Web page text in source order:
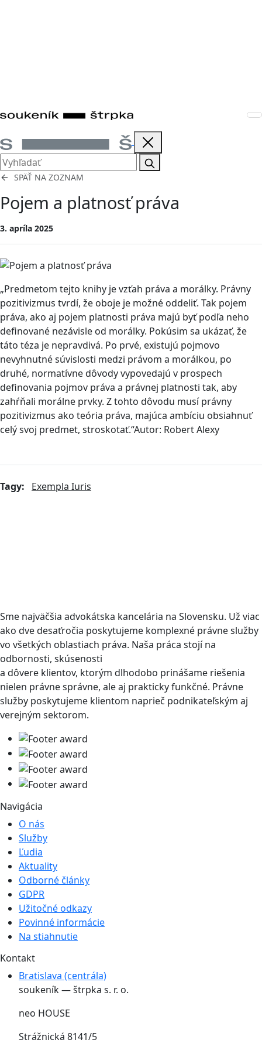
SPÄŤ NA ZOZNAM
Pojem a platnosť práva
3. apríla 2025
„Predmetom tejto knihy je vzťah práva a morálky. Právny
pozitivizmus tvrdí, že oboje je možné oddeliť. Tak pojem
práva, ako aj pojem platnosti práva majú byť podľa neho
definované nezávisle od morálky. Pokúsim sa ukázať, že
táto téza je nepravdivá. Po prvé, existujú pojmovo
nevyhnutné súvislosti medzi právom a morálkou, po
druhé, normatívne dôvody vypovedajú v prospech
definovania pojmov práva a právnej platnosti tak, aby
zahŕňali morálne prvky. Z tohto dôvodu musí právny
pozitivizmus ako teória práva, majúca ambíciu obsiahnuť
celý svoj predmet, stroskotať.“Autor: Robert Alexy
Tagy: Exempla Iuris
Sme najväčšia advokátska kancelária na Slovensku. Už viac
ako dve desaťročia poskytujeme komplexné právne služby
vo všetkých oblastiach práva. Naša práca stojí na
odbornosti, skúsenosti
a dôvere klientov, ktorým dlhodobo prinášame riešenia
nielen právne správne, ale aj prakticky funkčné. Právne
služby poskytujeme klientom naprieč podnikateľským aj
verejným sektorom.
Navigácia
O nás
Služby
Ľudia
Aktuality
Odborné články
GDPR
Užitočné odkazy
Povinné informácie
Na stiahnutie
Kontakt
Bratislava (centrála)
soukeník — štrpka s. r. o.
neo HOUSE
Strážnická 8141/5